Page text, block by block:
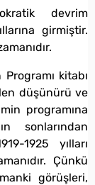
devrim
girmiştir.
kitabı
düşünürü ve
programına
sonlarından
1925 yılları
Çünkü
görüşleri,